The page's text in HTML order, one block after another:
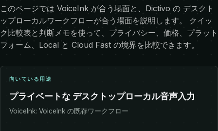
このページでは VoiceInk が合う場面と、Dictivo の デスクト
ップローカルワークフローが合う場面を説明します。 クイッ
ク比較表と判断メモを使って、プライバシー、価格、プラット
フォーム、Local と Cloud Fast の境界を比較できます。
向いている用途
プライベートな デスクトップローカル音声入力
VoiceInk: VoiceInk の既存ワークフロー